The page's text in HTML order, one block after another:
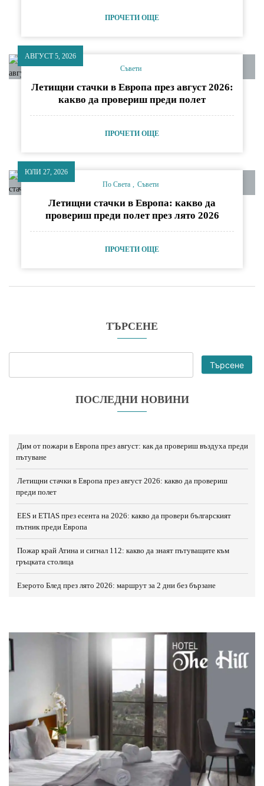
ТЪРСЕНЕ
Търсене
ПОСЛЕДНИ НОВИНИ
Дим от пожари в Европа през август: как да провериш въздуха преди
пътуване
Летищни стачки в Европа през август 2026: какво да провериш
преди полет
EES и ETIAS през есента на 2026: какво да провери българският
пътник преди Европа
Пожар край Атина и сигнал 112: какво да знаят пътуващите към
гръцката столица
Езерото Блед през лято 2026: маршрут за 2 дни без бързане
ПРОЧЕТИ ОЩЕ
АВГУСТ 5, 2026
Съвети
Летищни стачки в Европа през август 2026:
какво да провериш преди полет
ПРОЧЕТИ ОЩЕ
ЮЛИ 27, 2026
По Света
Съвети
Летищни стачки в Европа: какво да
провериш преди полет през лято 2026
ПРОЧЕТИ ОЩЕ